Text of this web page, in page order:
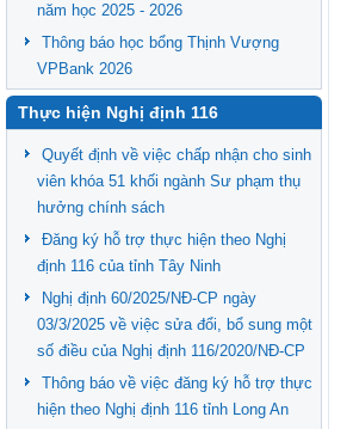
năm học 2025 - 2026
Thông báo học bổng Thịnh Vượng
VPBank 2026
Thực hiện Nghị định 116
Quyết định về việc chấp nhận cho sinh
viên khóa 51 khối ngành Sư phạm thụ
hưởng chính sách
Đăng ký hỗ trợ thực hiện theo Nghị
định 116 của tỉnh Tây Ninh
Nghị định 60/2025/NĐ-CP ngày
03/3/2025 về việc sửa đổi, bổ sung một
số điều của Nghị định 116/2020/NĐ-CP
Thông báo về việc đăng ký hỗ trợ thực
hiện theo Nghị định 116 tỉnh Long An